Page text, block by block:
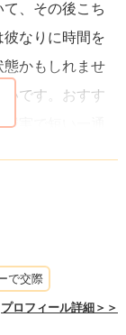
、その後こち
なりに時間を
かもしれませ
です。おすす
実で短い一通
に返事を求め
たら嬉しい」
ースを尊重す
彼の反応を待
ょう。無理に
ら。応援して
で交際
プロフィール詳細＞＞